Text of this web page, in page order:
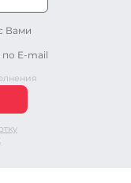
Вами
по E-mail